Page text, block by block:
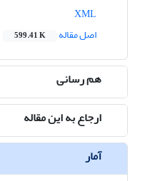
اصل مقاله
599.41 K
هم رسانی
ارجاع به این مقاله
آمار